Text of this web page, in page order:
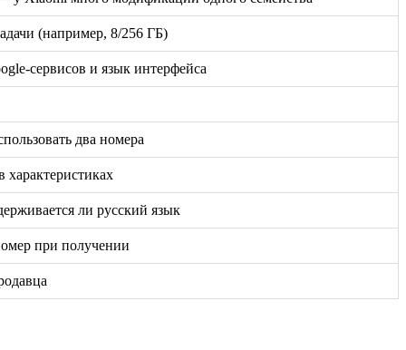
(например, 8/256 ГБ)
сервисов и язык интерфейса
два номера
характеристиках
ли русский язык
при получении